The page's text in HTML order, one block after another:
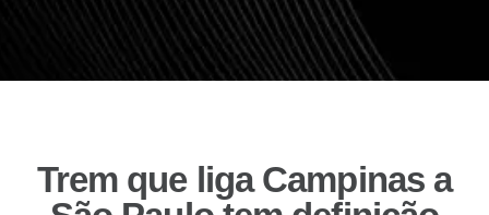
Trem que liga Campinas a